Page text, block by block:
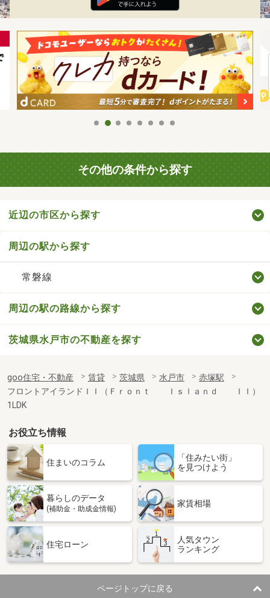
その他の条件から探す
近辺の市区から探す
周辺の駅から探す
常磐線
周辺の駅の路線から探す
茨城県水戸市の不動産を探す
goo住宅・不動産 賃貸 茨城県 水戸市
赤塚駅
フロントアイランドＩＩ（Ｆｒｏｎｔ Ｉｓｌａｎｄ ＩＩ）
1LDK
お役立ち情報
住まいのコラム
「住みたい街」
を見つけよう
暮らしのデータ
(補助金・助成金情報)
家賃相場
住宅ローン
人気タウン
ランキング
ページトップに戻る